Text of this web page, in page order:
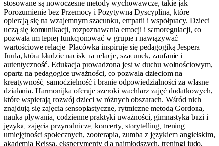
stosowane są nowoczesne metody wychowawcze, takie jak
Porozumienie bez Przemocy i Pozytywna Dyscyplina, które
opierają się na wzajemnym szacunku, empatii i współpracy. Dzieci
uczą się komunikacji, rozpoznawania emocji i samoregulacji, co
pozwala im lepiej funkcjonować w grupie i nawiązywać
wartościowe relacje. Placówka inspiruje się pedagogiką Jespera
Juula, która kładzie nacisk na relacje, szacunek, zaufanie i
autentyczność. Edukacja prowadzona jest w duchu wolnościowym,
oparta na pedagogice uważności, co pozwala dzieciom na
kreatywność, samodzielność i branie odpowiedzialności za własne
działania. Harmonijka oferuje szeroki wachlarz zajęć dodatkowych,
które wspierają rozwój dzieci w różnych obszarach. Wśród nich
znajdują się zajęcia sensoplastyczne, rytmiczne metodą Gordona,
nauka pływania, codzienne praktyki uważności, gimnastyka buzi i
języka, zajęcia przyrodnicze, koncerty, storytelling, trening
umiejętności społecznych, zooterapia, zumba z językiem angielskim,
akademia Reissa, eksperymenty dla najmłodszych, treningi judo,